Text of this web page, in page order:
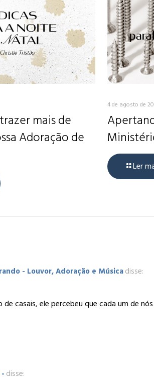
mais de
Adoração de
4 de agosto de
Ler
- Louvor, Adoração e Músicadisse:
casais, ele percebeu que cada um de
disse: